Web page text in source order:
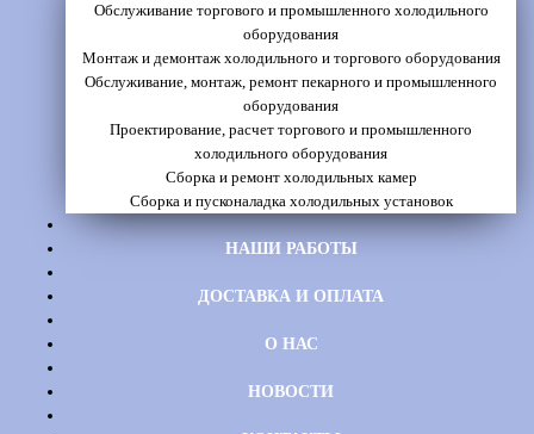
Обслуживание торгового и промышленного холодильного
оборудования
Монтаж и демонтаж холодильного и торгового оборудования
Обслуживание, монтаж, ремонт пекарного и промышленного
оборудования
Проектирование, расчет торгового и промышленного
холодильного оборудования
Сборка и ремонт холодильных камер
Сборка и пусконаладка холодильных установок
НАШИ РАБОТЫ
ДОСТАВКА И ОПЛАТА
О НАС
НОВОСТИ